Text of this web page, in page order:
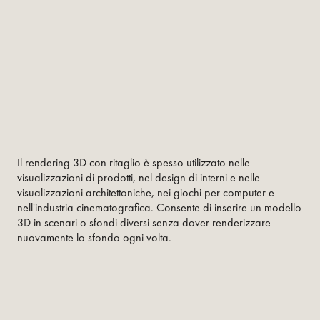
Il rendering 3D con ritaglio è spesso utilizzato nelle
visualizzazioni di prodotti, nel design di interni e nelle
visualizzazioni architettoniche, nei giochi per computer e
nell'industria cinematografica. Consente di inserire un modello
3D in scenari o sfondi diversi senza dover renderizzare
nuovamente lo sfondo ogni volta.